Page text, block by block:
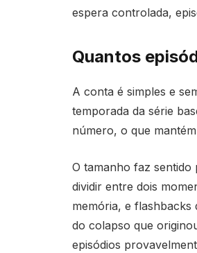
espera controlada,
Quantos
A conta é simples e
temporada da série
número, o que
O tamanho faz sentido
dividir entre dois
memória, e flashbacks
do colapso que
episódios